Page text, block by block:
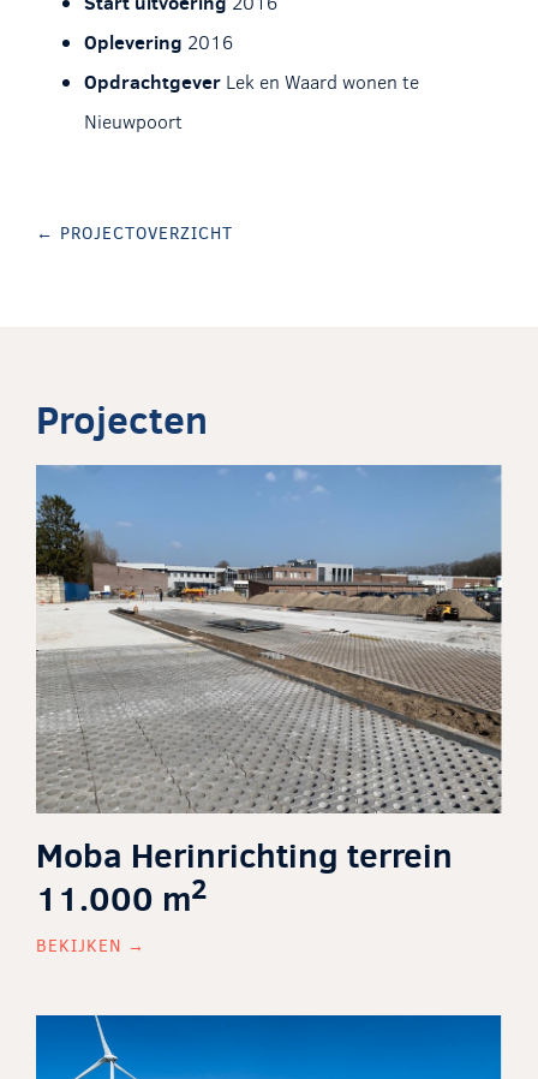
Oplevering 2016
Opdrachtgever Lek en Waard wonen te
Nieuwpoort
← PROJECTOVERZICHT
Projecten
Moba Herinrichting terrein
11.000 m2
BEKIJKEN →